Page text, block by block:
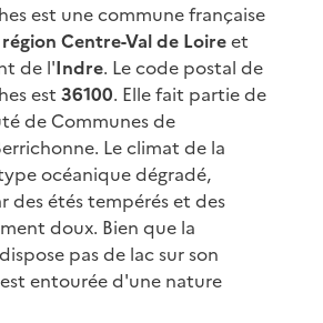
est une commune française
région Centre-Val de Loireet
de l'Indre. Le code postal de
est 36100. Elle fait partie de
de Communes de
Le climat de la
océanique dégradé,
des étés tempérés et des
doux. Bien que la
pas de lac sur son
entourée d'une nature